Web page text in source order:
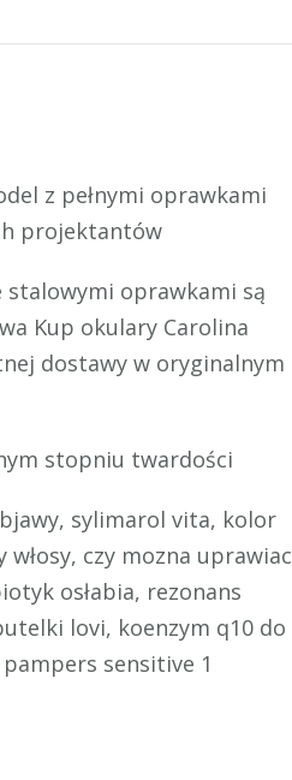
z pełnymi oprawkami
projektantów
stalowymi oprawkami są
Kup okulary Carolina
dostawy w oryginalnym
stopniu twardości
sylimarol vita, kolor
czy mozna uprawiac
osłabia, rezonans
lovi, koenzym q10 do
sensitive 1